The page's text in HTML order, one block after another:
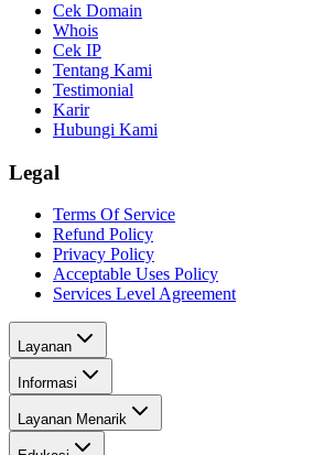
Cek Domain
Whois
Cek IP
Tentang Kami
Testimonial
Karir
Hubungi Kami
Legal
Terms Of Service
Refund Policy
Privacy Policy
Acceptable Uses Policy
Services Level Agreement
Layanan
Informasi
Layanan Menarik